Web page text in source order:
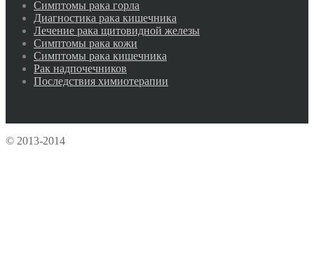
Симптомы рака горла
Диагностика рака кишечника
Лечение рака щитовидной железы
Симптомы рака кожи
Симптомы рака кишечника
Рак надпочечников
Последствия химиотерапии
© 2013-2014